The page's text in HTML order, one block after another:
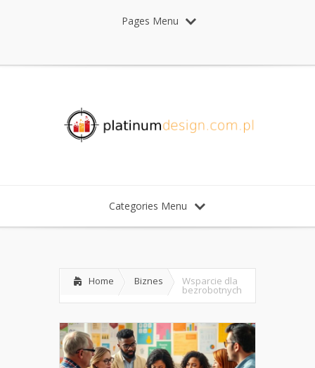
Pages Menu
Categories Menu
Home Biznes Wsparcie dla
bezrobotnych